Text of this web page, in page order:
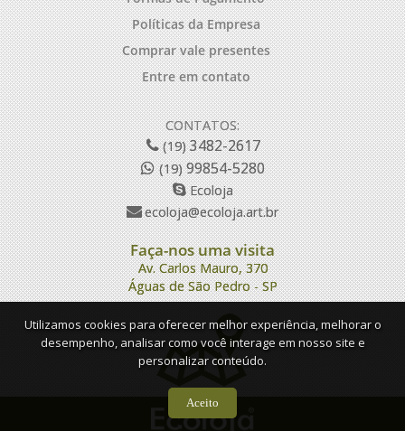
Políticas da Empresa
Comprar vale presentes
Entre em contato
CONTATOS:
(19)3482-2617
(19)99854-5280
Ecoloja
ecoloja@ecoloja.art.br
Faça-nos uma visita
Av. Carlos Mauro, 370
Águas de São Pedro - SP
Utilizamos cookies para oferecer melhor experiência, melhorar o
desempenho, analisar como você interage em nosso site e
personalizar conteúdo.
Aceito